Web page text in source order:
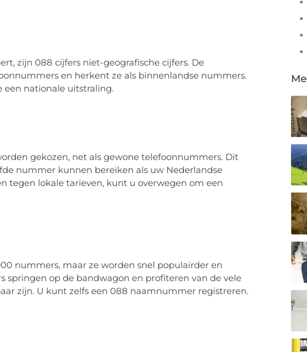
zijn 088 cijfers niet-geografische cijfers. De
en herkent ze als binnenlandse nummers.
nationale uitstraling.
gekozen, net als gewone telefoonnummers. Dit
nummer kunnen bereiken als uw Nederlandse
lokale tarieven, kunt u overwegen om een
nummers, maar ze worden snel populairder en
op de bandwagon en profiteren van de vele
zijn. U kunt zelfs een 088 naamnummer registreren.